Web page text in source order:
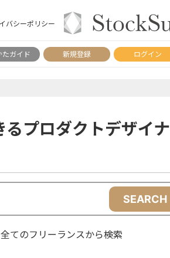
バシーポリシー
たガイド 新規登録 ログイン
プロダクトデザイナ
SEARCH
全てのフリーランスから検索